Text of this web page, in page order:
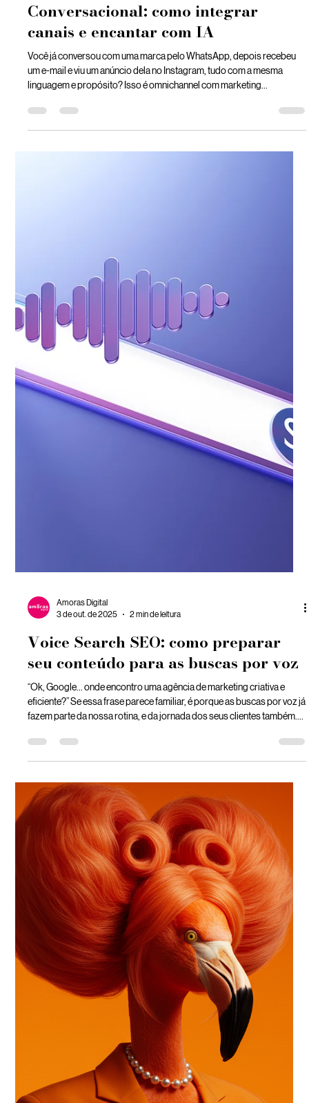
Conversacional: como integrar
canais e encantar com IA
Você já conversou com uma marca pelo WhatsApp, depois recebeu
um e-mail e viu um anúncio dela no Instagram, tudo com a mesma
linguagem e propósito? Isso é omnichannel com marketing
conversacional, uma estratégia poderosa que, com a ajuda da
inteligência artificial, transforma a experiência do cliente em algo leve,
Amoras Digital
3 de out. de 2025
2 min de leitura
Voice Search SEO: como preparar
seu conteúdo para as buscas por voz
“Ok, Google… onde encontro uma agência de marketing criativa e
fazem parte da nossa rotina, e da jornada dos seus clientes também.
Com o avanço dos assistentes virtuais, preparar seu conteúdo para o
Voice Search SEO deixou de ser tendência e virou necessidade.
Neste artigo, a gente te mostra como adaptar sua estratégia com
leveza, inteligência e performance!